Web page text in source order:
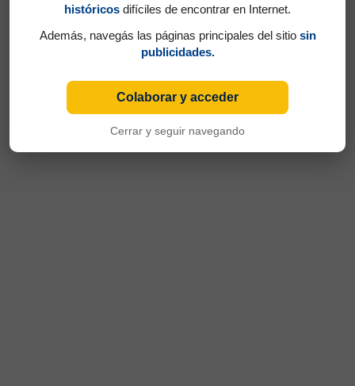
históricos difíciles de encontrar en Internet.
Además, navegás las páginas principales del sitio sin
publicidades.
Colaborar y acceder
Cerrar y seguir navegando